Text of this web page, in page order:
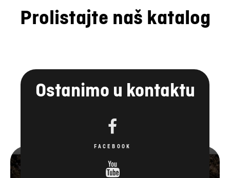
Prolistajte naš katalog
Ostanimo u kontaktu
FACEBOOK